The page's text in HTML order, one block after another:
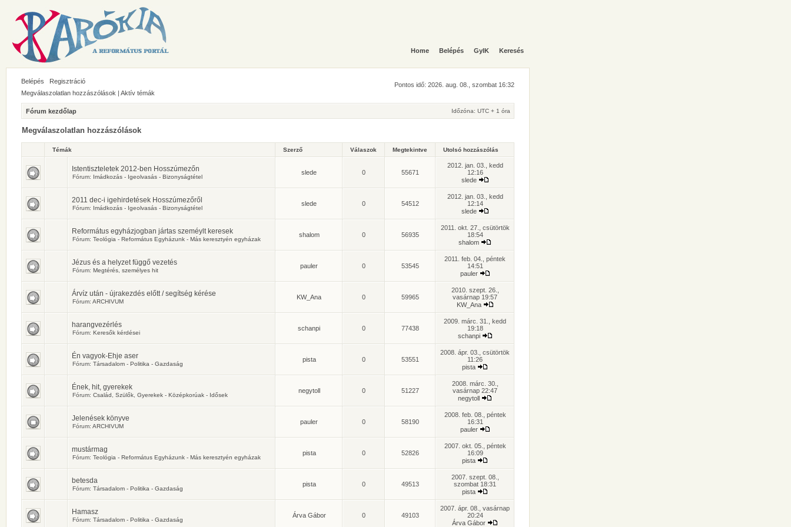
Home Belépés GyIK Keresés
Belépés Regisztráció
Pontos idő: 2026. aug. 08., szombat 16:32
Megválaszolatlan hozzászólások | Aktív témák
Fórum kezdőlap Időzóna: UTC + 1 óra
Megválaszolatlan hozzászólások
Témák Szerző Válaszok Megtekintve Utolsó hozzászólás
Istentiszteletek 2012-ben Hosszúmezőn
Fórum: Imádkozás - Igeolvasás - Bizonyságtétel
slede 0 55671
2012. jan. 03., kedd
12:16
slede
2011 dec-i igehirdetések Hosszúmezőről
Fórum: Imádkozás - Igeolvasás - Bizonyságtétel
slede 0 54512
2012. jan. 03., kedd
12:14
slede
Református egyházjogban jártas szeméylt keresek
Fórum: Teológia - Református Egyházunk - Más keresztyén egyházak
shalom 0 56935
2011. okt. 27., csütörtök
18:54
shalom
Jézus és a helyzet függő vezetés
Fórum: Megtérés, személyes hit
pauler 0 53545
2011. feb. 04., péntek
14:51
pauler
Árvíz után - újrakezdés előtt / segítség kérése
Fórum: ARCHIVUM
KW_Ana 0 59965
2010. szept. 26.,
vasárnap 19:57
KW_Ana
harangvezérlés
Fórum: Keresők kérdései
schanpi 0 77438
2009. márc. 31., kedd
19:18
schanpi
Én vagyok-Ehje aser
Fórum: Társadalom - Politika - Gazdaság
pista 0 53551
2008. ápr. 03., csütörtök
11:26
pista
Ének, hit, gyerekek
Fórum: Család, Szülők, Gyerekek - Középkorúak - Idősek
negytoll 0 51227
2008. márc. 30.,
vasárnap 22:47
negytoll
Jelenések könyve
Fórum: ARCHIVUM
pauler 0 58190
2008. feb. 08., péntek
16:31
pauler
mustármag
Fórum: Teológia - Református Egyházunk - Más keresztyén egyházak
pista 0 52826
2007. okt. 05., péntek
16:09
pista
betesda
Fórum: Társadalom - Politika - Gazdaság
pista 0 49513
2007. szept. 08.,
szombat 18:31
pista
Hamasz
Fórum: Társadalom - Politika - Gazdaság
Árva Gábor 0 49103
2007. ápr. 08., vasárnap
20:24
Árva Gábor